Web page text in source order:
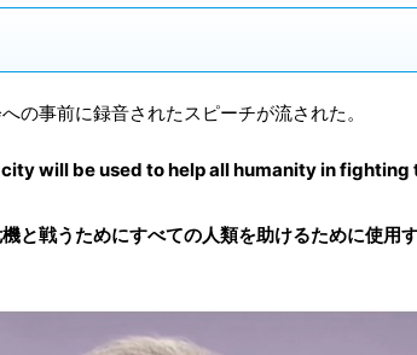
の事前に録音されたスピーチが流された。
will be used to help all humanity in fighting
と戦うためにすべての人類を助けるために使用